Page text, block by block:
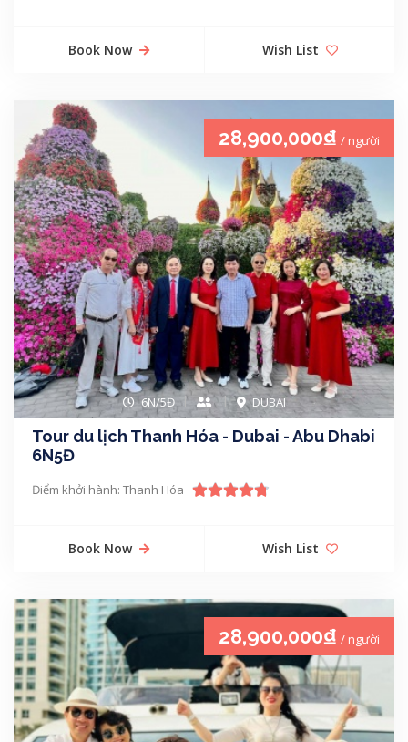
Book Now Wish List
28,900,000₫ / người
6N/5Đ DUBAI
Tour du lịch Thanh Hóa - Dubai - Abu Dhabi
6N5Đ
Điểm khởi hành: Thanh Hóa
Book Now Wish List
28,900,000₫ / người